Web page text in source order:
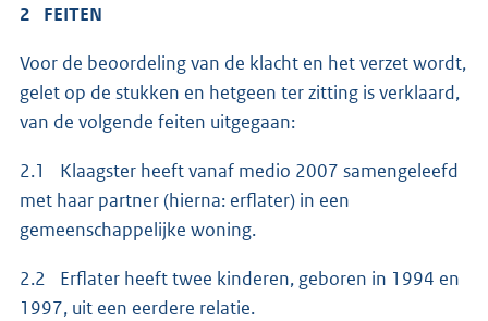
2 FEITEN
Voor de beoordeling van de klacht en het verzet wordt,
gelet op de stukken en hetgeen ter zitting is verklaard,
van de volgende feiten uitgegaan:
2.1 Klaagster heeft vanaf medio 2007 samengeleefd
met haar partner (hierna: erflater) in een
gemeenschappelijke woning.
2.2 Erflater heeft twee kinderen, geboren in 1994 en
1997, uit een eerdere relatie.